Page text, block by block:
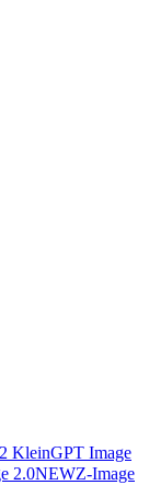
KleinGPT Image
2.0NEWZ-Image